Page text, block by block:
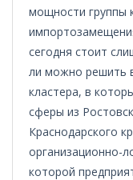
мощности группы
сегодня стоит
ли можно решить
кластера, в
сферы из
Краснодарского
организационно-
которой